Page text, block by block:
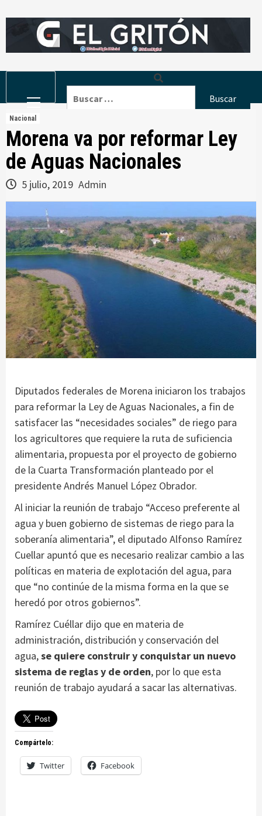
to
Menu
Nacional
Morena va por reformar Ley
de Aguas Nacionales
5 julio, 2019 Admin
Diputados federales de Morena iniciaron los trabajos
para reformar la Ley de Aguas Nacionales, a fin de
satisfacer las “necesidades sociales” de riego para
los agricultores que requiere la ruta de suficiencia
alimentaria, propuesta por el proyecto de gobierno
de la Cuarta Transformación planteado por el
presidente Andrés Manuel López Obrador.
Al iniciar la reunión de trabajo “Acceso preferente al
agua y buen gobierno de sistemas de riego para la
soberanía alimentaria”, el diputado Alfonso Ramírez
Cuellar apuntó que es necesario realizar cambio a las
políticas en materia de explotación del agua, para
que “no continúe de la misma forma en la que se
heredó por otros gobiernos”.
Ramírez Cuéllar dijo que en materia de
administración, distribución y conservación del
agua,se quiere construir y conquistar un nuevo
sistema de reglas y de orden, por lo que esta
reunión de trabajo ayudará a sacar las alternativas.
Compártelo:
Twitter Facebook